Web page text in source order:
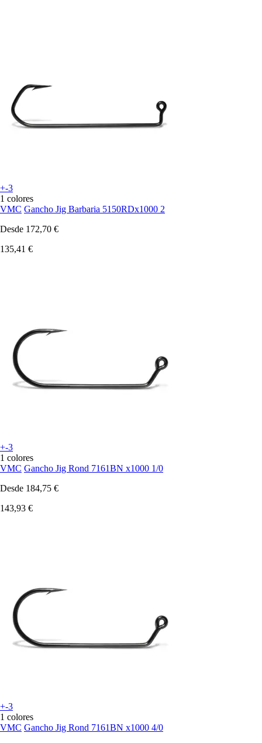
+-3
1 colores
VMC Gancho Jig Barbaria 5150RDx1000 2
Desde 172,70 €
135,41 €
+-3
1 colores
VMC Gancho Jig Rond 7161BN x1000 1/0
Desde 184,75 €
143,93 €
+-3
1 colores
VMC Gancho Jig Rond 7161BN x1000 4/0